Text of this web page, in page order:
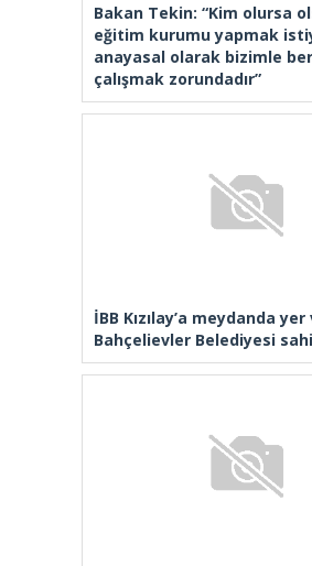
Bakan Tekin: “Kim olursa
eğitim kurumu yapmak
anayasal olarak bizimle
çalışmak zorundadır”
İBB Kızılay’a meydanda
Bahçelievler Belediyesi